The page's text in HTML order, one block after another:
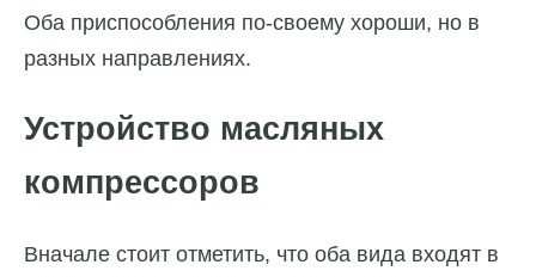
Оба приспособления по-своему хороши, но в
разных направлениях.
Устройство масляных
компрессоров
Вначале стоит отметить, что оба вида входят в